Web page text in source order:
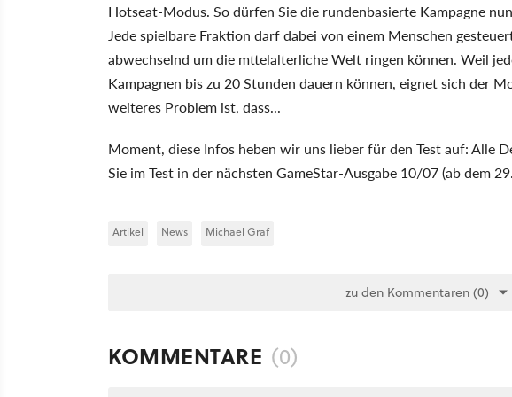
Hotseat-Modus. So dürfen Sie die rundenbasierte Kampagne
Jede spielbare Fraktion darf dabei von einem Menschen
abwechselnd um die mttelalterliche Welt ringen können. Weil
Kampagnen bis zu 20 Stunden dauern können, eignet sich der
weiteres Problem ist, dass...
Moment, diese Infos heben wir uns lieber für den Test auf: Alle
Sie im Test in der nächsten GameStar-Ausgabe 10/07 (ab dem
Artikel News Michael Graf
zu den Kommentaren (0)
KOMMENTARE (0)